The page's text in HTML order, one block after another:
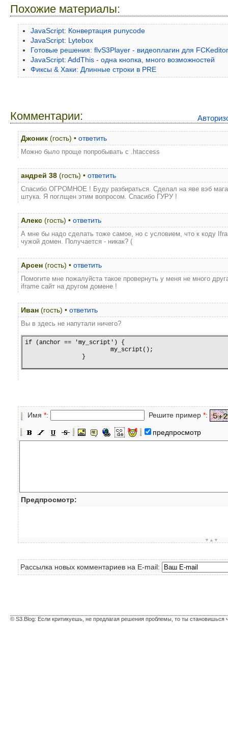
Похожие материалы:
JavaScript: Конвертация punycode
JavaScript: Lytebox
Готовые решения: flvS3Player - видеоплагин для FCKeditor
JavaScript: AddThis - одна кнопка, много возможностей
Фиксы & Хаки: Длинные строки в PRE
Комментарии:
Джоник (гость) • ответить
Можно было проще попробывать с .htaccess
андрей 38 (гость) • ответить
Cпасибо ОГРОМНОЕ ! Буду разбираться. Сделал на яве вэб
штука. Я поглщен этим вопросом. Спасибо ГУРУ !
Алекс (гость) • ответить
А мне бы надо сделать тоже самое, но с условием, что к коду
чужой домен. Получается - никак? (
Арсен (гость) • ответить
Помогите мне пожалуйста такое провернуть у меня не много
iframe сайт на другом домене !
Иван (гость) • ответить
Вы в здесь не напутали ничего?
if (anchor == 'my_script') {
			my_script();
		}
Имя *: Решите пример *:
предпросмотр
Предпросмотр:
▼▲▼
Рассылка новых комментариев на E-mail:
© S3.Blog: Если критикуешь, не предлагая решения проблемы, то ты становишься